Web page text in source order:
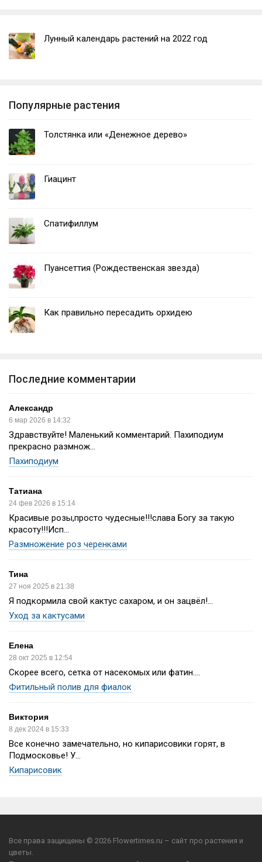
Лунный календарь растений на 2022 год
Популярные растения
Толстянка или «Денежное дерево»
Гиацинт
Спатифиллум
Пуансеттия (Рождественская звезда)
Как правильно пересадить орхидею
Последние комментарии
Александр
6 мар 2026 в 14:32
Здравствуйте! Маленький комментарий. Пахиподиум
прекрасно размнож...
Пахиподиум
Татиана
24 фев 2026 в 15:14
Красивые розы,просто чудесные!!!слава Богу за такую
красоту!!!Исп...
Размножение роз черенками
Тина
27 ноя 2025 в 21:38
Я подкормила свой кактус сахаром, и он зацвёл!...
Уход за кактусами
Елена
28 окт 2025 в 12:54
Скорее всего, сетка от насекомых или фатин....
Фитильный полив для фиалок
Виктория
8 дек 2024 в 15:33
Все конечно замечательно, но кипарисовики горят, в
Подмосковье! У...
Кипарисовик
Все права защищены © 2026 Flowertimes.ru – сайт про растения и
цветы.